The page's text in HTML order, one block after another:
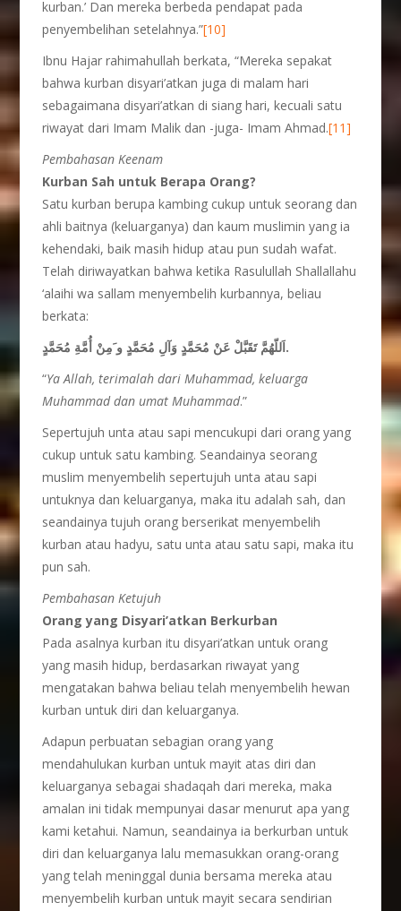
kurban.’ Dan mereka berbeda pendapat pada
penyembelihan setelahnya.”[10]
Ibnu Hajar rahimahullah berkata, “Mereka sepakat
bahwa kurban disyari’atkan juga di malam hari
sebagaimana disyari’atkan di siang hari, kecuali satu
riwayat dari Imam Malik dan -juga- Imam Ahmad.[11]
Pembahasan Keenam
Kurban Sah untuk Berapa Orang?
Satu kurban berupa kambing cukup untuk seorang dan
ahli baitnya (keluarganya) dan kaum muslimin yang ia
kehendaki, baik masih hidup atau pun sudah wafat.
Telah diriwayatkan bahwa ketika Rasulullah Shallallahu
‘alaihi wa sallam menyembelih kurbannya, beliau
berkata:
اَللّهُمَّ تَقَبَّلْ عَنْ مُحَمَّدٍ وَآلِ مُحَمَّدٍ و َمِنْ أُمَّةِمُحَمَّدٍ.
“Ya Allah, terimalah dari Muhammad, keluarga
Muhammad dan umat Muhammad.”
Sepertujuh unta atau sapi mencukupi dari orang yang
cukup untuk satu kambing. Seandainya seorang
muslim menyembelih sepertujuh unta atau sapi
untuknya dan keluarganya, maka itu adalah sah, dan
seandainya tujuh orang berserikat menyembelih
kurban atau hadyu, satu unta atau satu sapi, maka itu
pun sah.
Pembahasan Ketujuh
Orang yang Disyari’atkan Berkurban
Pada asalnya kurban itu disyari’atkan untuk orang
yang masih hidup, berdasarkan riwayat yang
mengatakan bahwa beliau telah menyembelih hewan
kurban untuk diri dan keluarganya.
Adapun perbuatan sebagian orang yang
mendahulukan kurban untuk mayit atas diri dan
keluarganya sebagai shadaqah dari mereka, maka
amalan ini tidak mempunyai dasar menurut apa yang
kami ketahui. Namun, seandainya ia berkurban untuk
diri dan keluarganya lalu memasukkan orang-orang
yang telah meninggal dunia bersama mereka atau
menyembelih kurban untuk mayit secara sendirian